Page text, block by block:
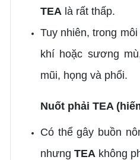
TEA là rất thấp.
Tuy nhiên, trong
khí hoặc sương
mũi, họng và phổi.
Nuốt phải TEA
Có thể gây buồn
nhưng TEA không